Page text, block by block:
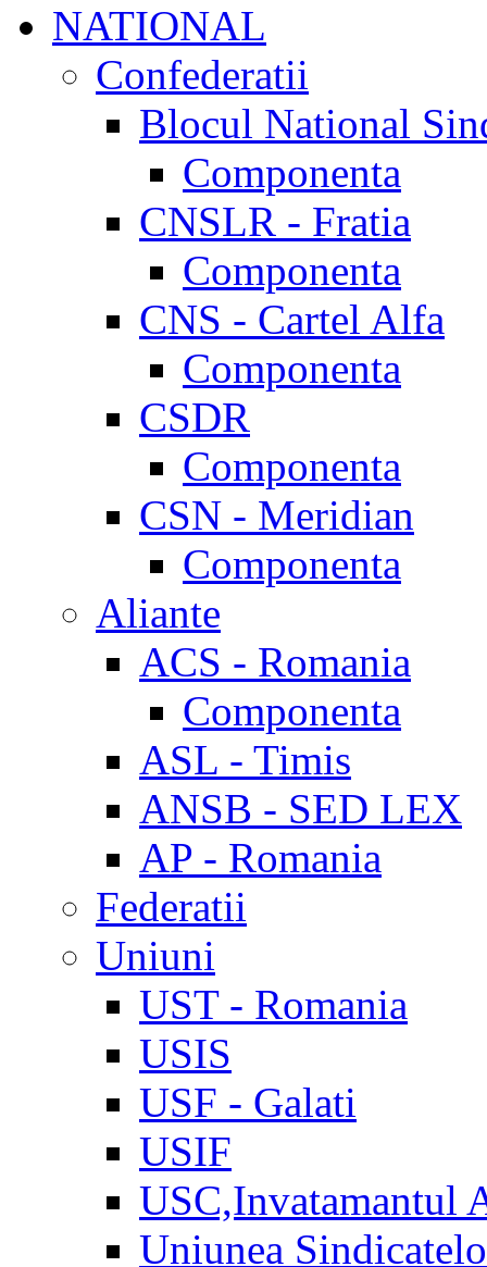
NATIONAL
Confederatii
Blocul National
Componenta
CNSLR - Fratia
Componenta
CNS - Cartel Alfa
Componenta
CSDR
Componenta
CSN - Meridian
Componenta
Aliante
ACS - Romania
Componenta
ASL - Timis
ANSB - SED LEX
AP - Romania
Federatii
Uniuni
UST - Romania
USIS
USF - Galati
USIF
USC,Invatamantul
Uniunea